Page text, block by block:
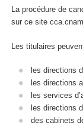
La procédure de
sur ce site
Les titulaires
les directions
les directions
les services
les directions
des cabinets